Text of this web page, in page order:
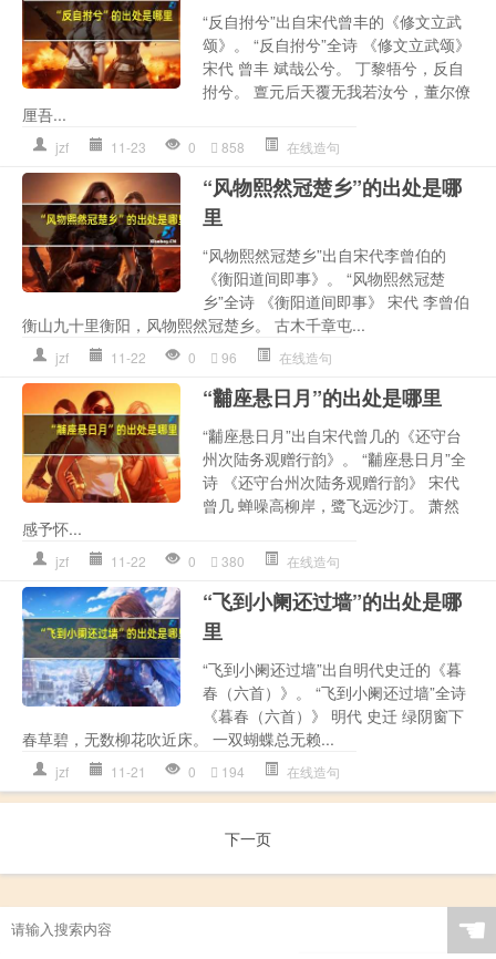
“反自拊兮”出自宋代曾丰的《修文立武
颂》。 “反自拊兮”全诗 《修文立武颂》
宋代 曾丰 斌哉公兮。 丁黎牾兮，反自
拊兮。 亶元后天覆无我若汝兮，董尔僚
厘吾...
jzf 11-23 0 858 在线造句
“风物熙然冠楚乡”的出处是哪
里
“风物熙然冠楚乡”出自宋代李曾伯的
《衡阳道间即事》。 “风物熙然冠楚
乡”全诗 《衡阳道间即事》 宋代 李曾伯
衡山九十里衡阳，风物熙然冠楚乡。 古木千章屯...
jzf 11-22 0 96 在线造句
“黼座悬日月”的出处是哪里
“黼座悬日月”出自宋代曾几的《还守台
州次陆务观赠行韵》。 “黼座悬日月”全
诗 《还守台州次陆务观赠行韵》 宋代
曾几 蝉噪高柳岸，鹭飞远沙汀。 萧然
感予怀...
jzf 11-22 0 380 在线造句
“飞到小阑还过墙”的出处是哪
里
“飞到小阑还过墙”出自明代史迁的《暮
春（六首）》。 “飞到小阑还过墙”全诗
《暮春（六首）》 明代 史迁 绿阴窗下
春草碧，无数柳花吹近床。 一双蝴蝶总无赖...
jzf 11-21 0 194 在线造句
下一页
☚